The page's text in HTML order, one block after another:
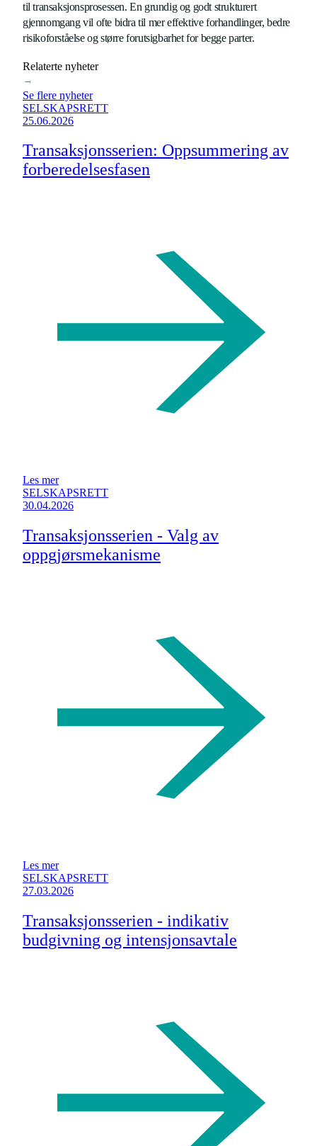
til transaksjonsprosessen. En grundig og godt strukturert
gjennomgang vil ofte bidra til mer effektive forhandlinger, bedre
risikoforståelse og større forutsigbarhet for begge parter.
Relaterte nyheter
→
Se flere nyheter
SELSKAPSRETT
25.06.2026
Transaksjonsserien: Oppsummering av
forberedelsesfasen
Les mer
SELSKAPSRETT
30.04.2026
Transaksjonsserien - Valg av
oppgjørsmekanisme
Les mer
SELSKAPSRETT
27.03.2026
Transaksjonsserien - indikativ
budgivning og intensjonsavtale